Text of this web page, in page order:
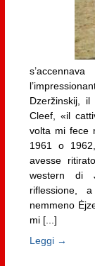
Dzeržinskij,
Cleef, «il
volta mi fece
1961 o
avesse
western di
riflessione,
nemmeno
mi [...]
Leggi →